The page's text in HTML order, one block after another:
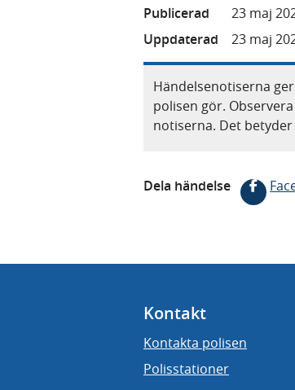
Publicerad
23 maj
Uppdaterad
23 maj
Händelsenotiserna
polisen gör.
notiserna. Det
Dela händelse
Kontakt
Kontakta polisen
Polisstationer